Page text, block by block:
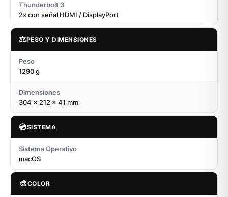
Thunderbolt 3
2x con señal HDMI / DisplayPort
⚖️PESO Y DIMENSIONES
Peso
1290 g
Dimensiones
304 x 212 x 41 mm
💿SISTEMA
Sistema Operativo
macOS
🎨COLOR